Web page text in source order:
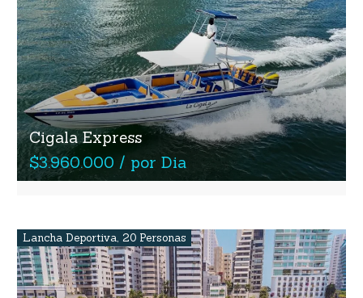
Cigala Express
$3.960.000 / por Dia
Lancha Deportiva, 20 Personas